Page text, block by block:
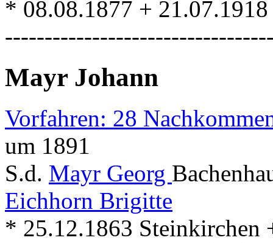
* 08.08.1877 +
Mayr Johann
Vorfahren: 28
um 1891
S.d. Mayr Georg
Eichhorn Brigitte
* 25.12.1863 Steinkirchen